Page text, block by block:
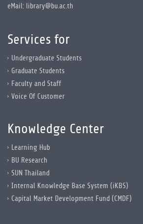
eMail: library@bu.ac.th
Services for
Undergraduate Students
Graduate Students
Faculty and Staff
Voice Of Customer
Knowledge Center
Learning Hub
BU Research
SUN Thailand
Internal Knowledge Base System (iKBS)
Capital Market Development Fund (CMDF)